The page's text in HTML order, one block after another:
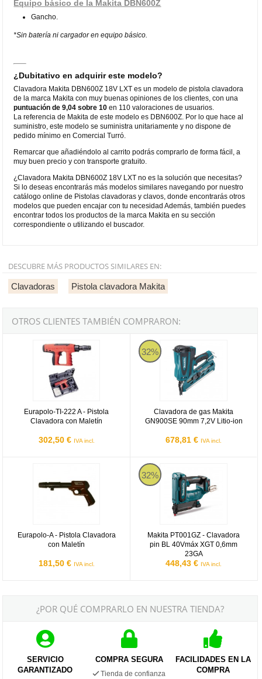
Equipo básico de la Makita DBN600Z
Gancho.
*Sin batería ni cargador en equipo básico.
¿Dubitativo en adquirir este modelo?
Clavadora Makita DBN600Z 18V LXT es un modelo de pistola clavadora
de la marca Makita con muy buenas opiniones de los clientes, con una
puntuación de 9,04 sobre 10 en 110 valoraciones de usuarios.
La referencia de Makita de este modelo es DBN600Z. Por lo que hace al
suministro, este modelo se suministra unitariamente y no dispone de
pedido mínimo en Comercial Turró.
Remarcar que añadiéndolo al carrito podrás comprarlo de forma fácil, a
muy buen precio y con transporte gratuito.
¿Clavadora Makita DBN600Z 18V LXT no es la solución que necesitas?
Si lo deseas encontrarás más modelos similares navegando por nuestro
catálogo online de Pistolas clavadoras y clavos, donde encontrarás otros
modelos que pueden encajar con tu necesidad Además, también puedes
encontrar todos los productos de la marca Makita en su sección
correspondiente o utilizando el buscador.
DESCUBRE MÁS PRODUCTOS SIMILARES EN:
Clavadoras Pistola clavadora Makita
OTROS CLIENTES TAMBIÉN COMPRARON:
Eurapolo-TI-222 A - Pistola
Clavadora con Maletín
302,50 € IVA incl.
Eurapolo-TI-222 A - Pistola Clavadora con Maletín
32%
Clavadora de gas Makita
GN900SE 90mm 7,2V Litio-ion
678,81 € IVA incl.
Clavadora de gas Makita
Eurapolo-A - Pistola Clavadora
con Maletín
181,50 € IVA incl.
Eurapolo-A - Pistola Clavadora con Maletín
32%
Makita PT001GZ - Clavadora
pin BL 40Vmáx XGT 0,6mm
23GA
448,43 € IVA incl.
Makita PT001GZ - Clavadora
¿POR QUÉ COMPRARLO EN NUESTRA TIENDA?
SERVICIO
GARANTIZADO
COMPRA SEGURA
Tienda de confianza
FACILIDADES EN LA
COMPRA